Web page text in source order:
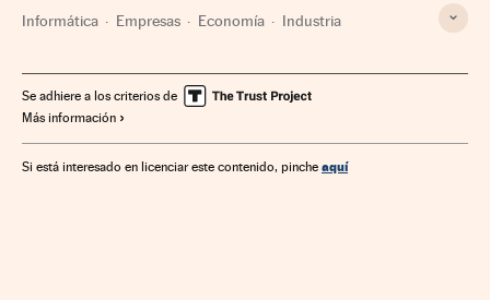
Informática Empresas Economía Industria
Se adhiere a los criterios de
Más información
Si está interesado en licenciar este contenido, pinche aquí